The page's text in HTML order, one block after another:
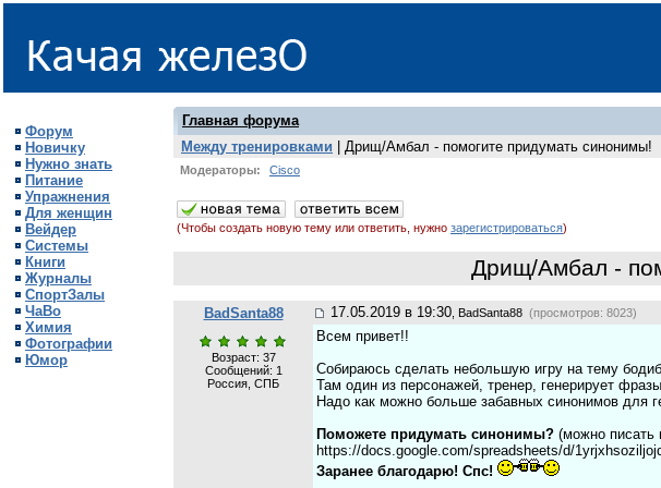
Форум
Новичку
Нужно знать
Питание
Упражнения
Для женщин
Вейдер
Системы
Книги
Журналы
СпортЗалы
ЧаВо
Химия
Фотографии
Юмор
Главная форума
Между тренировками | Дрищ/Амбал - помогите придумать синонимы!
Модераторы: Cisco
(Чтобы создать новую тему или ответить, нужно зарегистрироваться)
Дрищ/Амбал -
BadSanta88 17.05.2019 в 19:30 , BadSanta88 (просмотров: 8023)
Возраст: 37
Сообщений: 1
Россия, СПБ
Всем привет!!
Собираюсь сделать небольшую игру на тему
Там один из персонажей, тренер, генерирует
Надо как можно больше забавных синонимов для
Поможете придумать синонимы? (можно писать
https://docs.google.com/spreadsheets/d/
Заранее благодарю! Спс!